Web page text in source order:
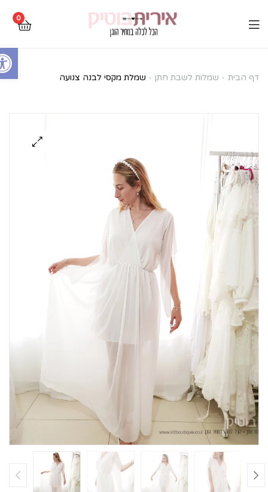
Open toolbar
0
שמלת
דף הבית שמלות לשבת חתן שמלת מקסי לבנה צנועה